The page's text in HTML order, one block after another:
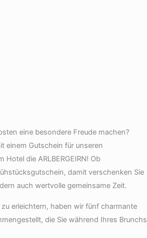
eine besondere Freude machen?
einem Gutschein für unseren
Hotel die ARLBERGEIRN! Ob
damit verschenken Sie
auch wertvolle gemeinsame Zeit.
erleichtern, haben wir fünf charmante
die Sie während Ihres Brunchs